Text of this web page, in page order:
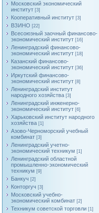
Московский экономический
институт [3]
Кооперативный институт [3]
ВЗИНО [22]
Всесоюзный заочный финансово-
экономический институт [16]
Ленинградский финансово-
экономический институт [18]
Казанский финансово-
экономический институт [36]
Иркутский финансово-
экономический институт [8]
Ленинградский институт
народного хозяйства [3]
Ленинградский инженерно-
экономический институт [6]
Харьковский институт народного
хозяйства [1]
Азово-Черноморский учебный
комбинат [3]
Ленинградский учетно-
экономический техникум [1]
Ленинградский областной
промышленно-экономический
техникум [9]
Банкуч [2]
Конторгуч [3]
Московский учебно-
экономический комбинат [2]
Техникум советской торговли [1]